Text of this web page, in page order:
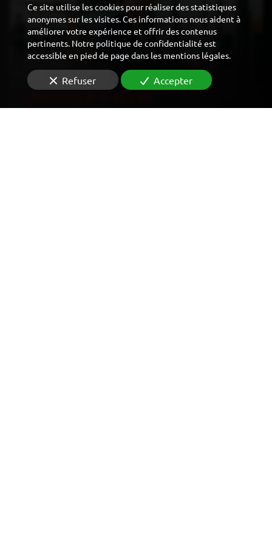
Ce site utilise les cookies pour réaliser des statistiques
anonymes sur les visites. Ces informations nous aident à
améliorer votre expérience et offrir des contenus
pertinents. Notre politique de confidentialité est
accessible en pied de page dans les mentions légales.
Refuser Accepter